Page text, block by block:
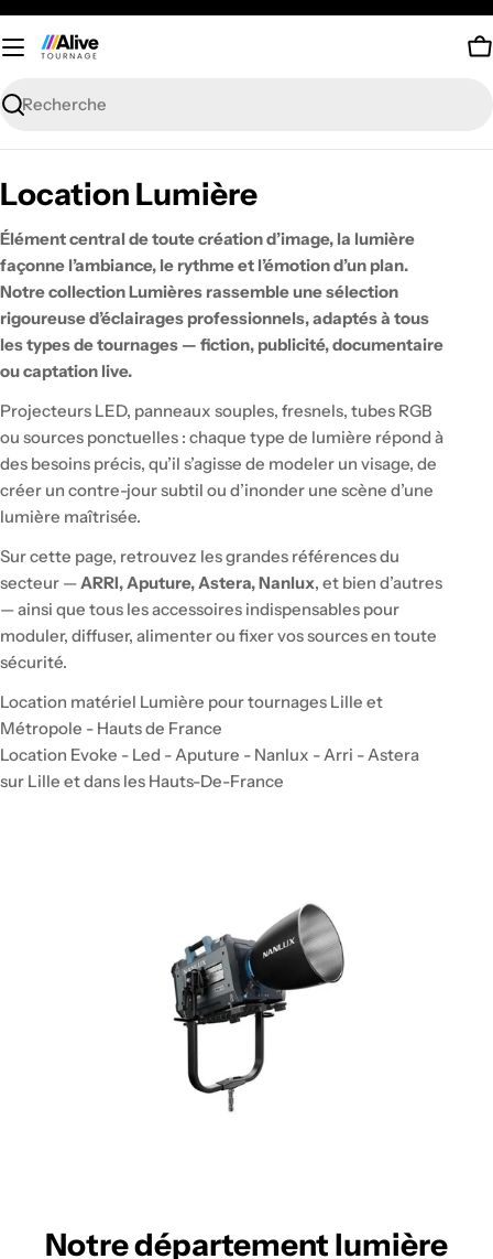
Passer
au
contenu
Recherche
C
o
l
l
e
c
t
i
o
n
:
Location Lumière
Élément central de toute création d’image, la lumière
façonne l’ambiance, le rythme et l’émotion d’un plan.
Notre collection Lumières rassemble une sélection
rigoureuse d’éclairages professionnels, adaptés à tous
les types de tournages — fiction, publicité, documentaire
ou captation live.
Projecteurs LED, panneaux souples, fresnels, tubes RGB
ou sources ponctuelles : chaque type de lumière répond à
des besoins précis, qu’il s’agisse de modeler un visage, de
créer un contre-jour subtil ou d’inonder une scène d’une
lumière maîtrisée.
Sur cette page, retrouvez les grandes références du
secteur —ARRI, Aputure, Astera, Nanlux, et bien d’autres
— ainsi que tous les accessoires indispensables pour
moduler, diffuser, alimenter ou fixer vos sources en toute
sécurité.
Location matériel Lumière pour tournages Lille et
Métropole - Hauts de France
Location Evoke - Led - Aputure - Nanlux - Arri - Astera
sur Lille et dans les Hauts-De-France
Notre département lumière